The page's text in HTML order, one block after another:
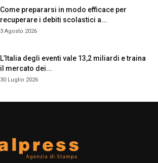
Come prepararsi in modo efficace per
recuperare i debiti scolastici a...
3 Agosto 2026
L’Italia degli eventi vale 13,2 miliardi e traina
il mercato dei...
30 Luglio 2026